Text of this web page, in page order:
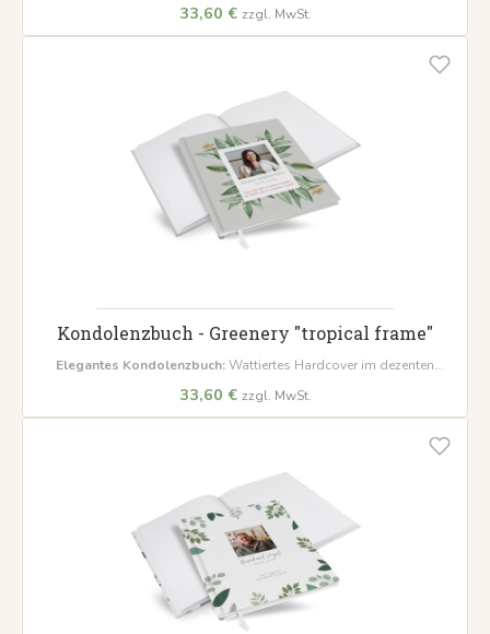
Erinnerungen und Anteilnahme zu bewahren.
33,60 € zzgl. MwSt.
Kondolenzbuch - Greenery "tropical frame"
Elegantes Kondolenzbuch:Wattiertes Hardcover im dezenten
Hochwertige Ausstattung:Inklusive Lesezeichenband.
33,60 € zzgl. MwSt.